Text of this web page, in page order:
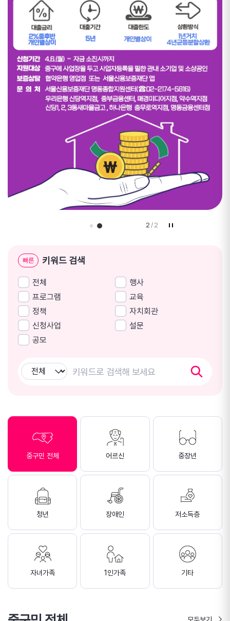
1/ 2
빠른 키워드 검색
전체
행사
프로그램
교육
정책
자치회관
신청사업
설문
공모
중구민 전체 어르신 중장년
청년 장애인 저소득층
자녀가족 1인가족 기타